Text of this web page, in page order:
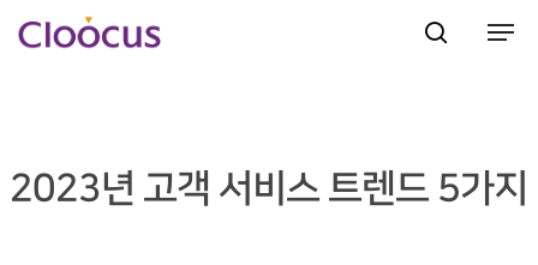
2023년 고객 서비스 트렌드 5가지